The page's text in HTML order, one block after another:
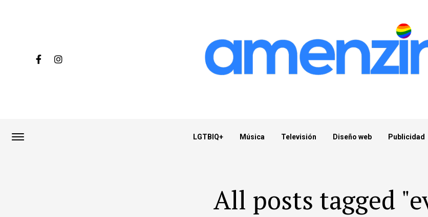
LGTBIQ+ Música Televisión Diseño web Publicidad
All posts tagged